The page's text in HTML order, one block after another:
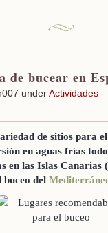
de bucear en
underActividades
de sitios para
en aguas frías
en las Islas Canarias
del